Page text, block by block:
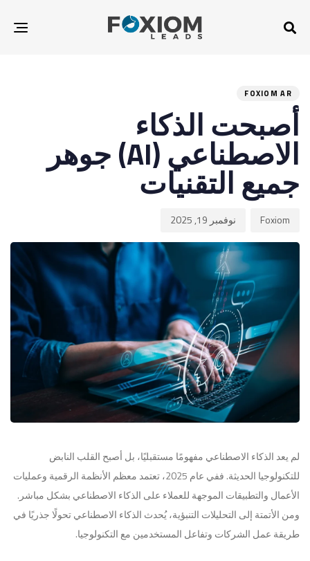
FOXIOM AR
أصبحت الذكاء
الاصطناعي (AI) جوهر
جميع التقنيات
Foxiom نوفمبر 19, 2025
لم يعد الذكاء الاصطناعي مفهومًا مستقبليًا، بل أصبح القلب النابض
للتكنولوجيا الحديثة. ففي عام 2025، تعتمد معظم الأنظمة الرقمية وعمليات
الأعمال والتطبيقات الموجهة للعملاء على الذكاء الاصطناعي بشكل مباشر.
ومن الأتمتة إلى التحليلات التنبؤية، يُحدث الذكاء الاصطناعي تحولًا جذريًا في
طريقة عمل الشركات وتفاعل المستخدمين مع التكنولوجيا.